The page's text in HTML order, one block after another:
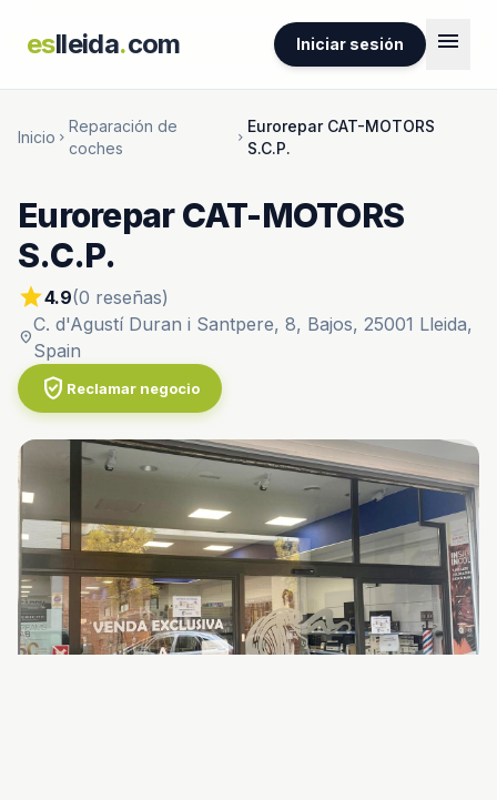
eslleida.com Iniciar sesión menu
Inicio chevron_right
Reparación de
coches
chevron_right
Eurorepar CAT-MOTORS
S.C.P.
Eurorepar CAT-MOTORS
S.C.P.
star4.9(0 reseñas)
location_on
C. d'Agustí Duran i Santpere, 8, Bajos, 25001 Lleida,
Spain
verified_user Reclamar negocio